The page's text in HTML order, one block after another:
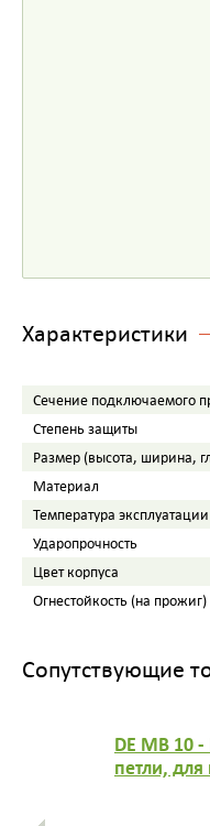
Характеристики
Сечение подключаемого
Степень защиты
Размер (высота, ширина,
Материал
Температура эксплуатации
Ударопрочность
Цвет корпуса
Огнестойкость (на прожиг)
Сопутствующие
DE MB 10
петли,
коробок